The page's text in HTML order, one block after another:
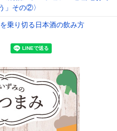
」その②〉
乗り切る日本酒の飲み方